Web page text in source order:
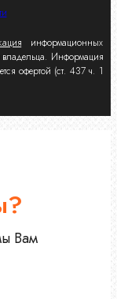
информационных
владельца. Информация
офертой (ст. 437 ч. 1
Вам